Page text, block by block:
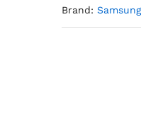
Brand: Samsung